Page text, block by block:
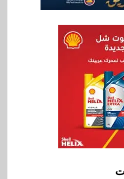
يطلق الحساب
“ابدأ” اليومي
المركبات الكهربائية
للمعاملات المصرفية